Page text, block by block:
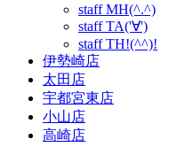
staff MH(^.^)
staff TA('∀')
staff TH!(^^)!
伊勢崎店
太田店
宇都宮東店
小山店
高崎店